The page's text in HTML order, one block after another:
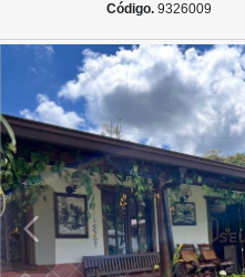
Código. 9326009